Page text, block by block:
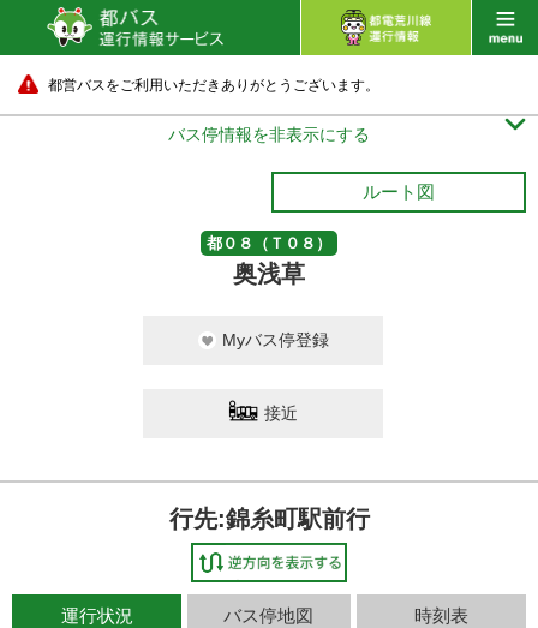
都営バスをご利用いただきありがとうございます。
バス停情報を非表示にする 
ルート図
都０８（Ｔ０８）
奥浅草
Myバス停登録
接近
行先:錦糸町駅前行
運行状況 バス停地図 時刻表